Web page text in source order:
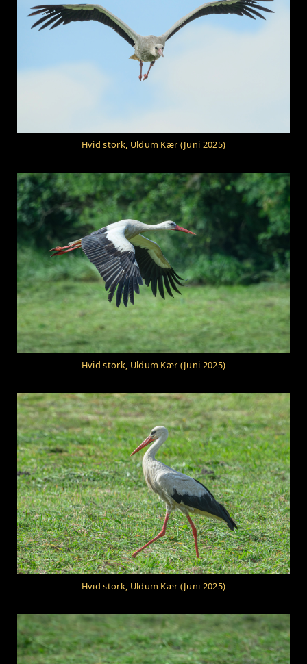
Hvid stork, Uldum Kær (Juni 2025)
Hvid stork, Uldum Kær (Juni 2025)
Hvid stork, Uldum Kær (Juni 2025)